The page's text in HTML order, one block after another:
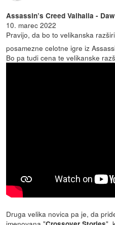
Assassin’s Creed Valhalla -
10. marec 2022
Pravijo, da bo to velikanska
posamezne celotne igre iz
Bo pa tudi cena te velikanske
Druga velika novica pa je, da